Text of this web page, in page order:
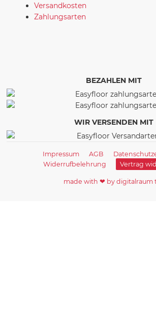
Versandkosten
Zahlungsarten
BEZAHLEN MIT
WIR VERSENDEN MIT
Impressum AGB
Widerrufbelehrung
Vertrag
made with ❤ by digitalraum